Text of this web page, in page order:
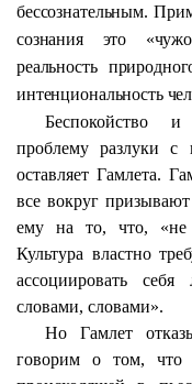
бессознательным.
сознания это
реальность
интенциональность
Беспокойство
проблему разлуки с
оставляет Гамлета.
все вокруг
ему на то, что, «не
Культура властно
ассоциировать
словами, словами».
Но Гамлет
говорим о том, что